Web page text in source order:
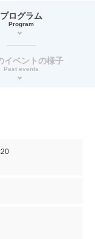
プログラム
Program
イベントの様子
Past events